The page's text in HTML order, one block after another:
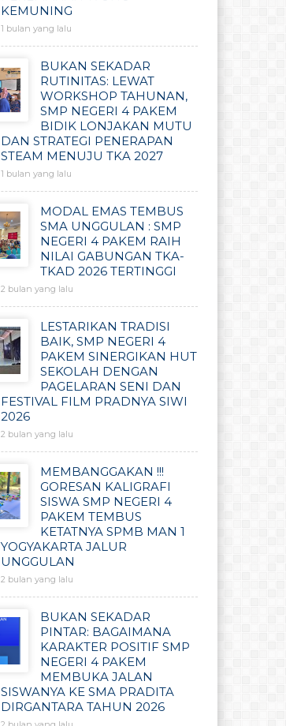
KEMUNING
1 bulan yang lalu
BUKAN SEKADAR
RUTINITAS: LEWAT
WORKSHOP TAHUNAN,
SMP NEGERI 4 PAKEM
BIDIK LONJAKAN MUTU
DAN STRATEGI PENERAPAN
STEAM MENUJU TKA 2027
1 bulan yang lalu
MODAL EMAS TEMBUS
SMA UNGGULAN : SMP
NEGERI 4 PAKEM RAIH
NILAI GABUNGAN TKA-
TKAD 2026 TERTINGGI
2 bulan yang lalu
LESTARIKAN TRADISI
BAIK, SMP NEGERI 4
PAKEM SINERGIKAN HUT
SEKOLAH DENGAN
PAGELARAN SENI DAN
FESTIVAL FILM PRADNYA SIWI
2026
2 bulan yang lalu
MEMBANGGAKAN !!!
GORESAN KALIGRAFI
SISWA SMP NEGERI 4
PAKEM TEMBUS
KETATNYA SPMB MAN 1
YOGYAKARTA JALUR
UNGGULAN
2 bulan yang lalu
BUKAN SEKADAR
PINTAR: BAGAIMANA
KARAKTER POSITIF SMP
NEGERI 4 PAKEM
MEMBUKA JALAN
SISWANYA KE SMA PRADITA
DIRGANTARA TAHUN 2026